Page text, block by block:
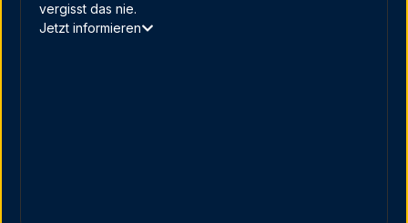
vergisst das nie.
Jetzt informieren